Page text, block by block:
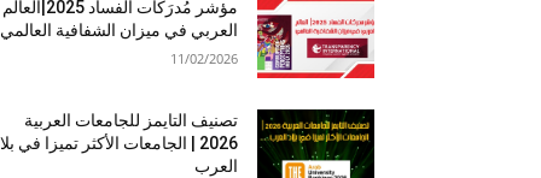
مؤشر مُدرَكات الفساد 2025|العالم
العربي في ميزان الشفافية العالمي
11/02/2026
تصنيف التايمز للجامعات العربية
2026 | الجامعات الأكثر تميزا في
العرب